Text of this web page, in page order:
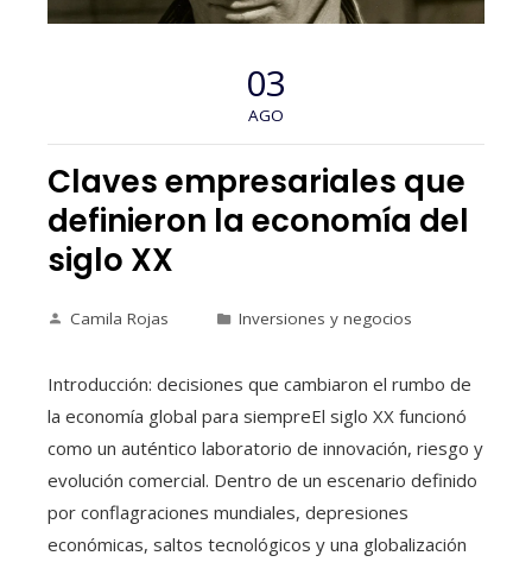
03
AGO
Claves empresariales que
definieron la economía del
siglo XX
Camila Rojas Inversiones y negocios
Introducción: decisiones que cambiaron el rumbo de
la economía global para siempreEl siglo XX funcionó
como un auténtico laboratorio de innovación, riesgo y
evolución comercial. Dentro de un escenario definido
por conflagraciones mundiales, depresiones
económicas, saltos tecnológicos y una globalización